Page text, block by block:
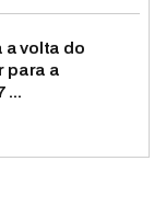
a volta do
para a
...